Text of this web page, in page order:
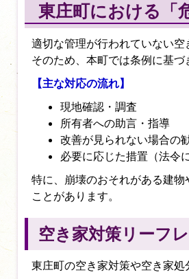
東庄町における「
適切な管理が行われていない空
そのため、本町では条例に基づ
【主な対応の流れ】
現地確認・調査
所有者への助言・指導
改善が見られない場合の
必要に応じた措置（法令
特に、崩壊のおそれがある建
ことがあります。
空き家対策リーフ
東庄町の空き家対策や空き家